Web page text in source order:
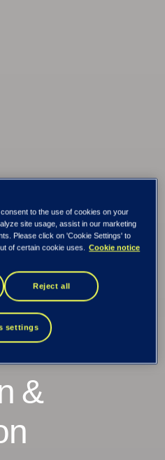
&
to the use of cookies on your
site usage, assist in our marketing
Please click on 'Cookie Settings' to
of certain cookie uses.
Cookie notice
Reject all
settings